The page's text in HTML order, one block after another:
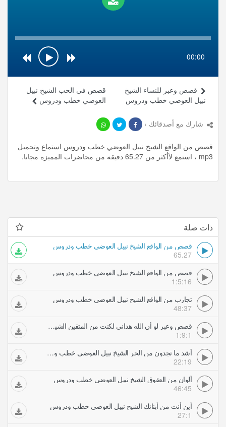
00:00
قصص في الحب الشيخ نبيل
العوضي خطب ودروس
قصص وعبر للنساء الشيخ
نبيل العوضي خطب ودروس
شارك مع أصدقائك ›
قصص من الواقع الشيخ نبيل العوضي خطب ودروس استماع وتحميل
mp3 ، استمع لأأكثر من 65.27 دقيقة من محاضرات المميزة مجانا.
ذات صلة
قصص من الواقع الشيخ نبيل العوضي خطب ودروس
65.27
قصص من الواقع الشيخ نبيل العوضي خطب ودروس
1:5:16
تجارب من الواقع الشيخ نبيل العوضي خطب ودروس
48:37
قصص وعبر لو أن الله هداني لكنت من المتقين الشيخ نبيل العوضي خطب ودروس
1:9:1
أشد ما تجدون من الحر الشيخ نبيل العوضي خطب ودروس
22:19
ألوان من العقوق الشيخ نبيل العوضي خطب ودروس
46:45
أين أنت من أبنائك الشيخ نبيل العوضي خطب ودروس
27:1